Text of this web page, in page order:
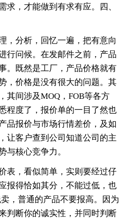
求，才能做到有求有应。四、
分析，回忆一遍，把有意向
行问候。在发邮件之前，产品
。既然是工厂，产品价格就有
，价格是没有很大的问题。其
其间涉及MOQ，FOB等各方
程度了，报价单的一目了然也
品报价与市场行情差价，及如
让客户查到公司知道公司的主
与核心竞争力。
，看似简单，实则要经过仔
报得恰如其分，不能过低，也
，普通的产品不要报高。因为
判断你的诚实性，并同时判断